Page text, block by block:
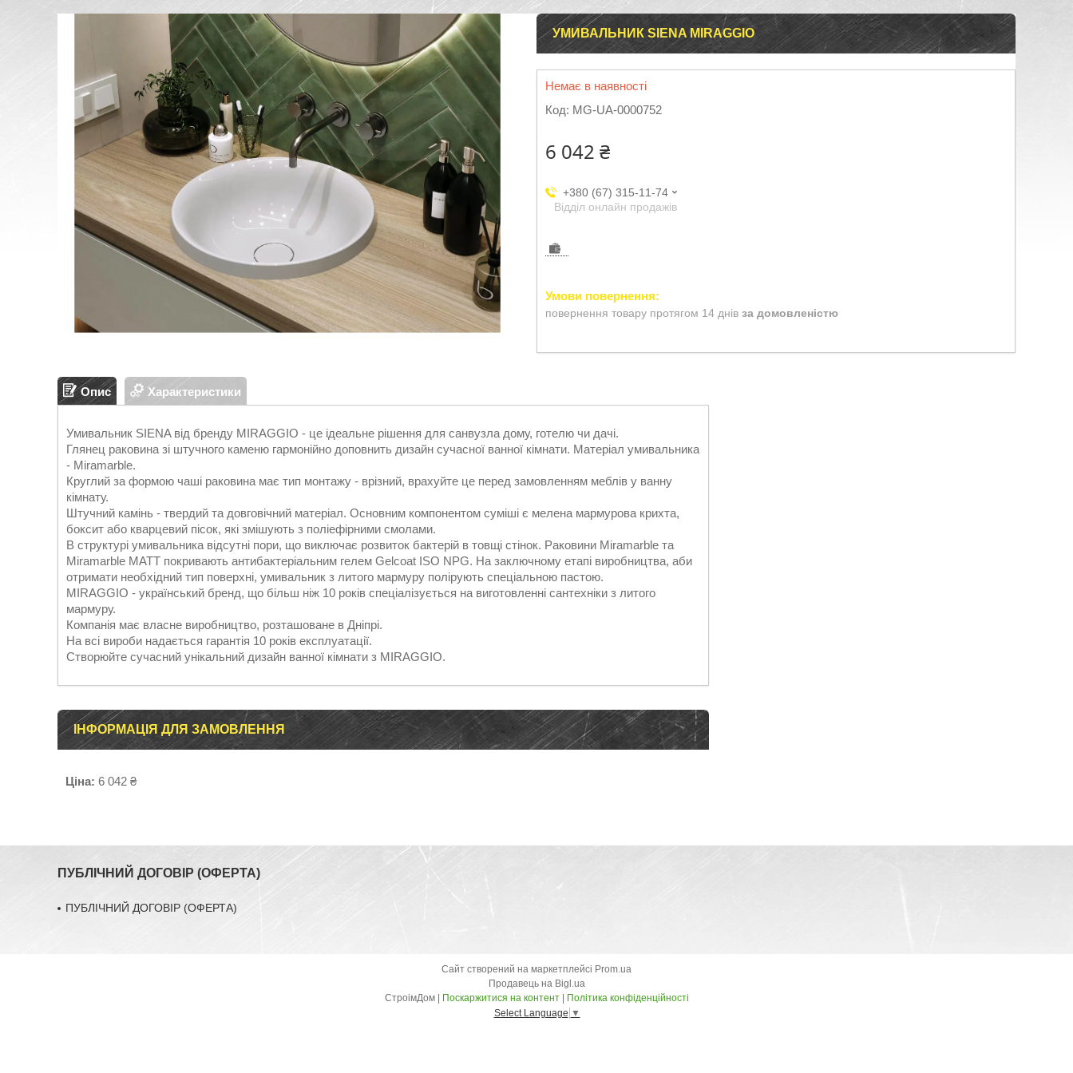
УМИВАЛЬНИК SIENA MIRAGGIO
Немає в наявності
Код: MG-UA-0000752
6 042 ₴
+380 (67) 315-11-74
Відділ онлайн продажів
повернення товару протягом 14 днів за домовленістю
Опис Характеристики
Умивальник SIENA від бренду MIRAGGIO - це ідеальне рішення для санвузла дому, готелю чи дачі.
Глянец раковина зі штучного каменю гармонійно доповнить дизайн сучасної ванної кімнати. Матеріал умивальника
- Miramarble.
Круглий за формою чаші раковина має тип монтажу - врізний, врахуйте це перед замовленням меблів у ванну
кімнату.
Штучний камінь - твердий та довговічний матеріал. Основним компонентом суміші є мелена мармурова крихта,
боксит або кварцевий пісок, які змішують з поліефірними смолами.
В структурі умивальника відсутні пори, що виключає розвиток бактерій в товщі стінок. Раковини Miramarble та
Miramarble MATT покривають антибактеріальним гелем Gelcoat ISO NPG. На заключному етапі виробництва, аби
отримати необхідний тип поверхні, умивальник з литого мармуру полірують спеціальною пастою.
MIRAGGIO - український бренд, що більш ніж 10 років спеціалізується на виготовленні сантехніки з литого
мармуру.
Компанія має власне виробництво, розташоване в Дніпрі.
На всі вироби надається гарантія 10 років експлуатації.
Створюйте сучасний унікальний дизайн ванної кімнати з MIRAGGIO.
ІНФОРМАЦІЯ ДЛЯ ЗАМОВЛЕННЯ
Ціна: 6 042 ₴
ПУБЛІЧНИЙ ДОГОВІР (ОФЕРТА)
ПУБЛІЧНИЙ ДОГОВІР (ОФЕРТА)
Сайт створений на маркетплейсі Prom.ua
Продавець на Bigl.ua
Поскаржитися на контент
Політика конфіденційності
Select Language ▼